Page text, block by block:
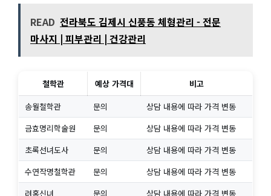
READ 전라북도 김제시 신풍동 체형관리 - 전문
마사지 | 피부관리 | 건강관리
철학관 예상 가격대
비고
송월철학관
문의
상담 내용에 따라 가격 변동
금효명리학술원
문의
상담 내용에 따라 가격 변동
초록선녀도사
문의
상담 내용에 따라 가격 변동
수연작명철학관
문의
상담 내용에 따라 가격 변동
려홍신녀
문의 상담 내용에 따라 가격 변동